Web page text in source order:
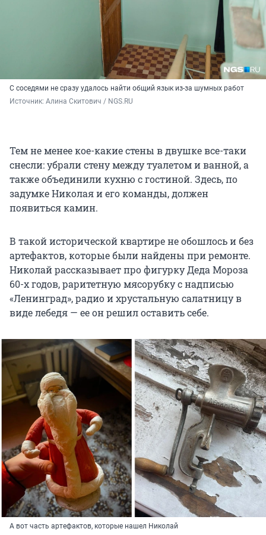
С соседями не сразу удалось найти общий язык из-за шумных работ
Источник: Алина Скитович / NGS.RU
Тем не менее кое-какие стены в двушке все-таки
снесли: убрали стену между туалетом и ванной, а
также объединили кухню с гостиной. Здесь, по
задумке Николая и его команды, должен
появиться камин.
В такой исторической квартире не обошлось и без
артефактов, которые были найдены при ремонте.
Николай рассказывает про фигурку Деда Мороза
60-х годов, раритетную мясорубку с надписью
«Ленинград», радио и хрустальную салатницу в
виде лебедя — ее он решил оставить себе.
А вот часть артефактов, которые нашел Николай